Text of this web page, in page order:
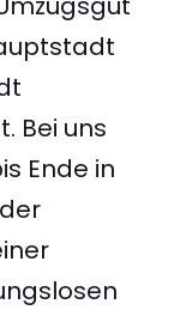
Bei uns
Ende in